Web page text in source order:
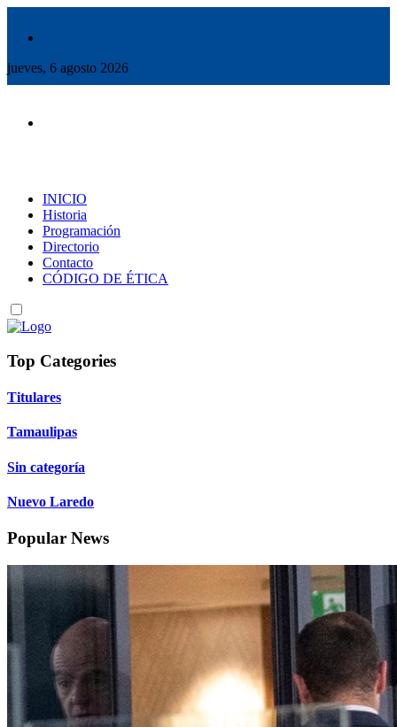
jueves, 6 agosto 2026
INICIO
Historia
Programación
Directorio
Contacto
CÓDIGO DE ÉTICA
Top Categories
Titulares
Tamaulipas
Sin categoría
Nuevo Laredo
Popular News